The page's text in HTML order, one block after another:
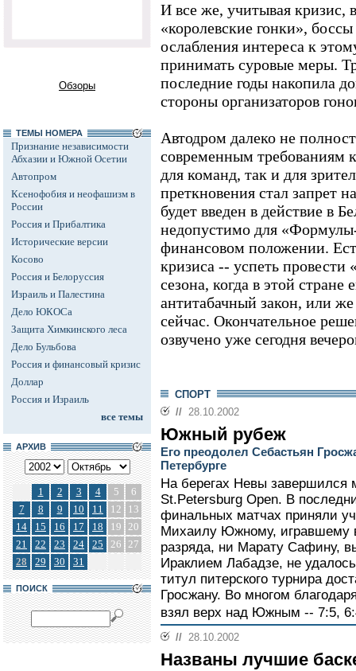
Обзоры
ТЕМЫ НОМЕРА
Признание независимости
Абхазии и Южной Осетии
Автопром
Ксенофобия и неофашизм в
России
Россия и Прибалтика
Исторические версии
Косово
Россия и Белоруссия
Израиль и Палестина
Дело ЮКОСа
Защита Химкинского леса
Дело Бульбова
Россия и финансовый кризис
Доллар
Россия и Израиль
все темы
АРХИВ
1 2 3 4 5
6
7
8 9 10 11 12
13
14
15 16 17 18 19 20
21
22 23 24 25 26 27
28
29 30 31
ПОИСК
И все же, учитывая кризис,
«королевские гонки»,
ослабления интереса к
принимать суровые меры.
последние годы накопила
стороны организаторов
Автодром далеко не
современным требованиям
для команд, так и для
преткновения стал запрет
будет введен в действие в
недопустимо для
финансовом положении.
кризиса -- успеть провести
сезона, когда в этой стране
антитабачный закон, или
сейчас. Окончательное
озвучено уже сегодня
СПОРТ
// 28.10.2002
Южный рубеж
Его преодолел Себастьян
Петербурге
На берегах Невы завершился
St.Petersburg Open. В
финальных матчах приняли
Михаилу Южному, игравшему
разряда, ни Марату Сафину,
Ираклием Лабадзе, не
титул питерского турнира
Гросжану. Во многом
взял верх над Южным -- 7:5,
// 28.10.2002
Названы лучшие